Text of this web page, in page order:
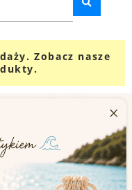
Zobacz nasze